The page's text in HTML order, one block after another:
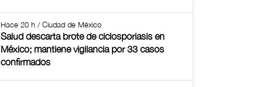
Hace 20 h / Ciudad de México
Salud descarta brote de ciclosporiasis en
México; mantiene vigilancia por 33 casos
confirmados